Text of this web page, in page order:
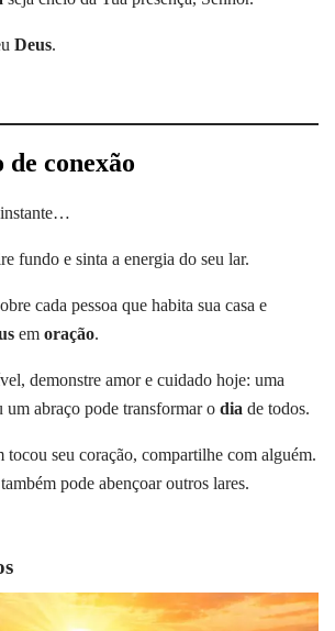
Deus.
conexão
fundo e sinta a energia do seu lar.
cada pessoa que habita sua casa e
em oração.
demonstre amor e cuidado hoje: uma
um abraço pode transformar o dia de todos.
tocou seu coração, compartilhe com alguém.
também pode abençoar outros lares.